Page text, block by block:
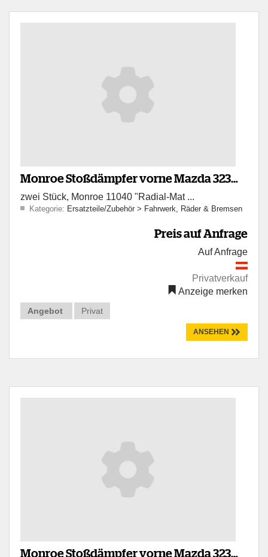
Monroe Stoßdämpfer vorne Mazda 323
80-89 NOS
zwei Stück, Monroe 11040 "Radial-Mat ...
Kategorie: Ersatzteile/Zubehör > Fahrwerk, Räder & Bremsen
Preis auf Anfrage
Auf Anfrage
Privatverkauf
Anzeige merken
Angebot Privat
ANSEHEN
Monroe Stoßdämpfer vorne Mazda 323